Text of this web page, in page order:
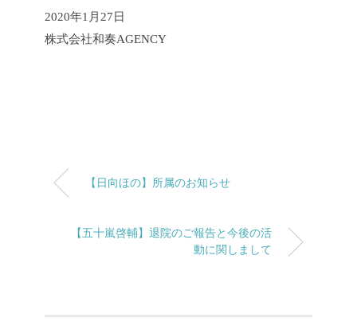
2020年1月27日
株式会社和奏AGENCY
【日向ほの】所属のお知らせ
【五十嵐啓輔】退院のご報告と今後の活
動に関しまして